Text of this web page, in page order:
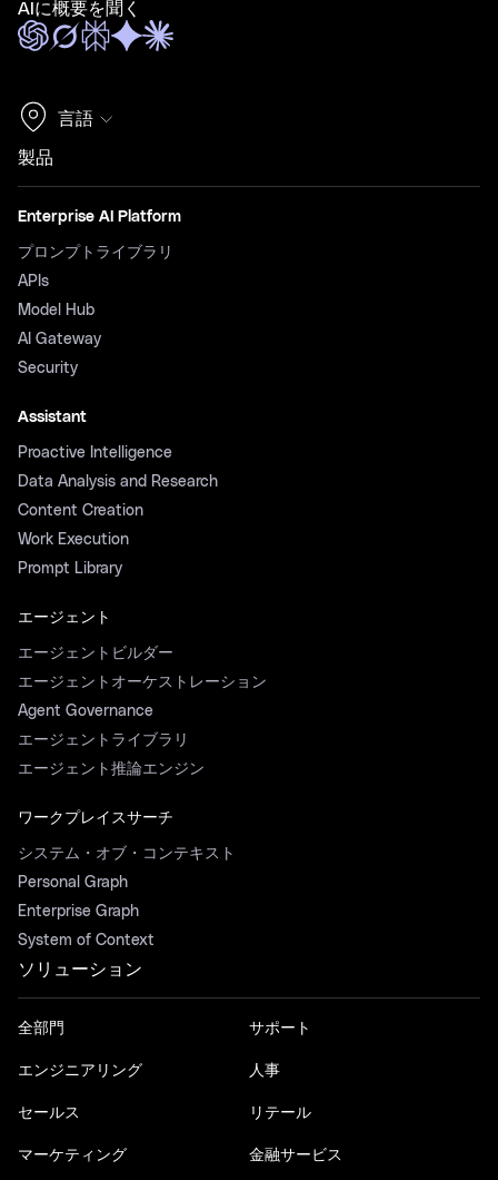
AIに概要を聞く
言語
製品
Enterprise AI Platform
プロンプトライブラリ
APIs
Model Hub
AI Gateway
Security
Assistant
Proactive Intelligence
Data Analysis and Research
Content Creation
Work Execution
Prompt Library
エージェント
エージェントビルダー
エージェントオーケストレーション
Agent Governance
エージェントライブラリ
エージェント推論エンジン
ワークプレイスサーチ
システム・オブ・コンテキスト
Personal Graph
Enterprise Graph
System of Context
ソリューション
全部門
エンジニアリング
セールス
マーケティング
サポート
人事
リテール
金融サービス